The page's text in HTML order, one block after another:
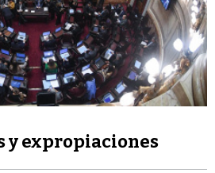
y expropiaciones